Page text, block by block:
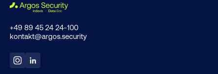
+49 89 45 24 24-100
kontakt@argos.security